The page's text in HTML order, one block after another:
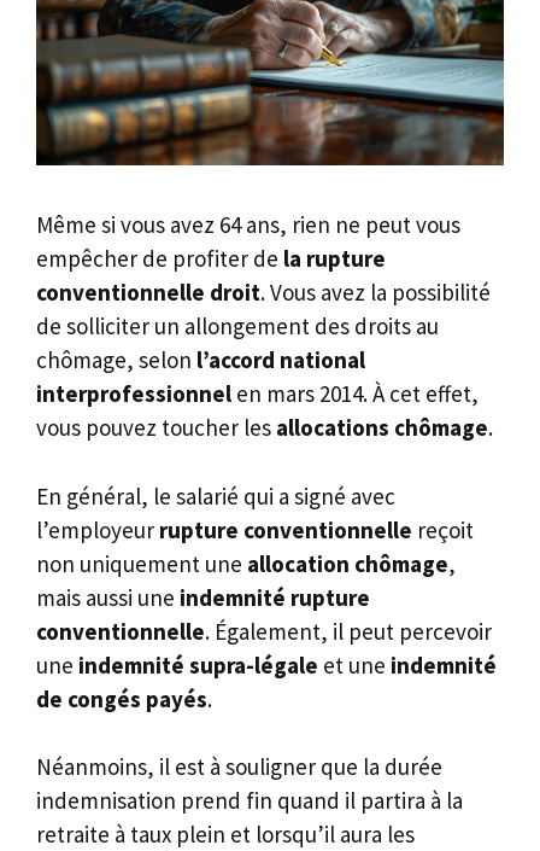
Même si vous avez 64 ans, rien ne peut vous
empêcher de profiter de la rupture
conventionnelle droit. Vous avez la possibilité
de solliciter un allongement des droits au
chômage, selon l’accord national
interprofessionnel en mars 2014. À cet effet,
vous pouvez toucher les allocations chômage.
En général, le salarié qui a signé avec
l’employeur rupture conventionnelle reçoit
non uniquement une allocation chômage,
mais aussi une indemnité rupture
conventionnelle. Également, il peut percevoir
une indemnité supra-légale et une indemnité
de congés payés.
Néanmoins, il est à souligner que la durée
indemnisation prend fin quand il partira à la
retraite à taux plein et lorsqu’il aura les